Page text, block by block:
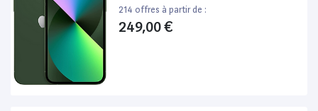
214 offres à partir de :
249,00 €